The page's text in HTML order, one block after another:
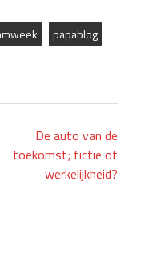
papablog
De auto van de
toekomst; fictie of
werkelijkheid?